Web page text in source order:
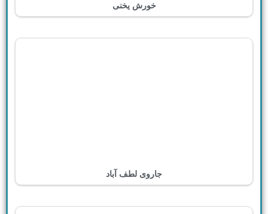
خورش یخنی
جاروی لطف آباد